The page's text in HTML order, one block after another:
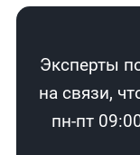
Эксперты
на связи,
пн-пт